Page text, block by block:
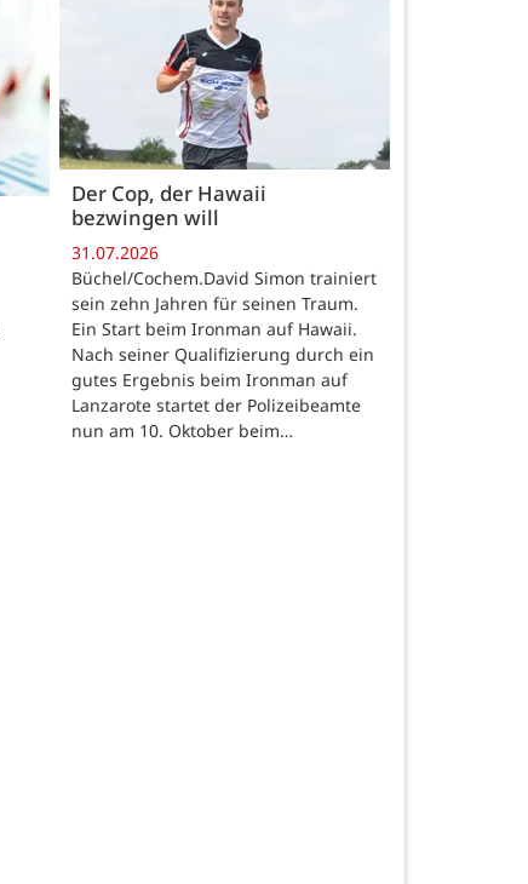
Der Cop, der Hawaii
bezwingen will
31.07.2026
Büchel/Cochem.David Simon trainiert
sein zehn Jahren für seinen Traum.
Ein Start beim Ironman auf Hawaii.
Nach seiner Qualifizierung durch ein
gutes Ergebnis beim Ironman auf
Lanzarote startet der Polizeibeamte
nun am 10. Oktober beim…